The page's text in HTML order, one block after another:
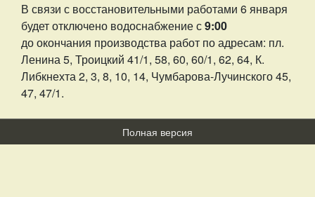
В связи с восстановительными работами 6 января
будет отключено водоснабжение с9:00
до окончания производства работ по адресам: пл.
Ленина 5, Троицкий 41/1, 58, 60, 60/1, 62, 64, К.
Либкнехта 2, 3, 8, 10, 14, Чумбарова-Лучинского 45,
47, 47/1.
Полная версия